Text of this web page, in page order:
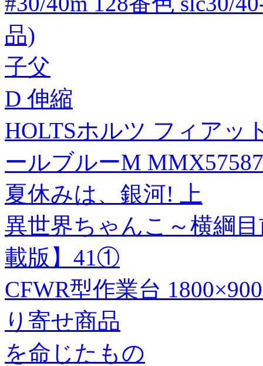
品)
子父
D 伸縮
HOLTSホルツ フィアッ
ールブルーM
夏休みは、銀河! 上
異世界ちゃんこ～横綱
載版】41①
CFWR型作業台
り寄せ商品
を命じたもの